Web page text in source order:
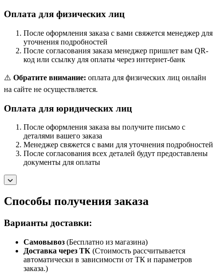
Оплата для физических лиц
После оформления заказа с вами свяжется менеджер для
уточнения подробностей
После согласования заказа менеджер пришлет вам QR-
код или ссылку для оплаты через интернет-банк
⚠️ Обратите внимание: оплата для физических лиц онлайн
на сайте не осуществляется.
Оплата для юридических лиц
После оформления заказа вы получите письмо с
деталями вашего заказа
Менеджер свяжется с вами для уточнения подробностей
После согласования всех деталей будут предоставлены
документы для оплаты
Способы получения заказа
Варианты доставки:
Самовывоз (Бесплатно из магазина)
Доставка через ТК (Стоимость рассчитывается
автоматически в зависимости от ТК и параметров
заказа.)